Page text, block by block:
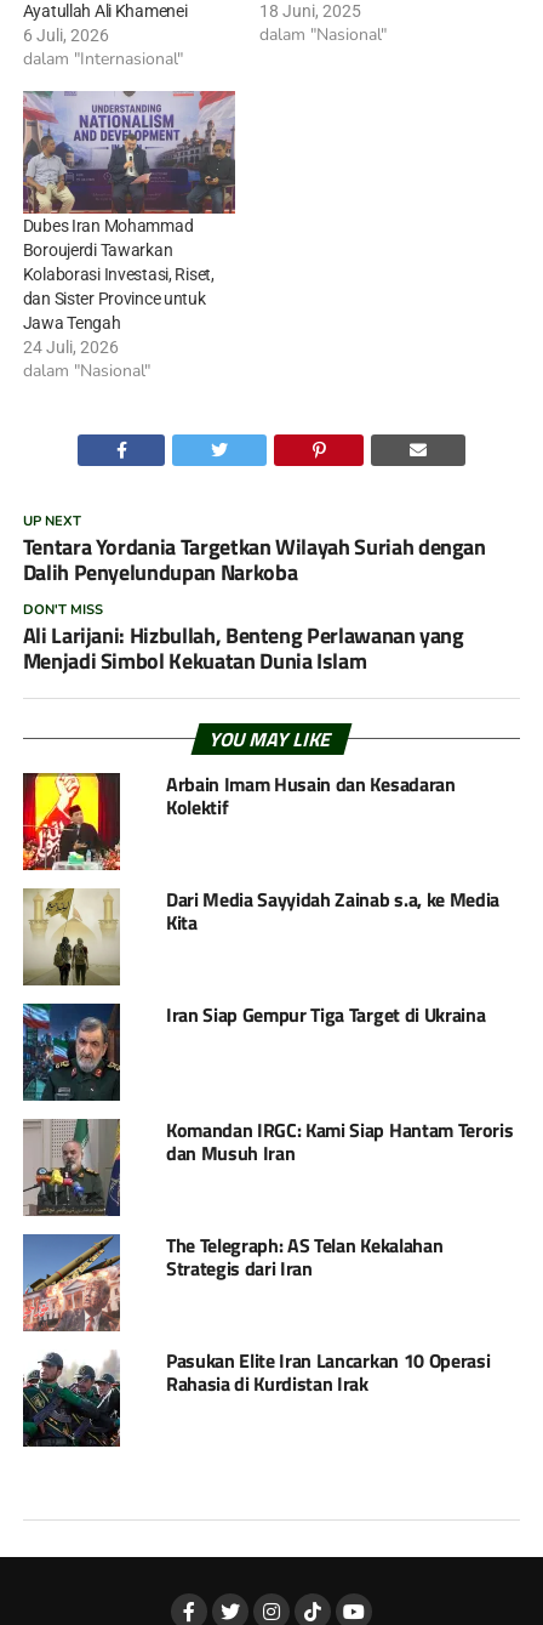
Ayatullah Ali Khamenei
6 Juli, 2026
dalam "Internasional"
18 Juni, 2025
dalam "Nasional"
Dubes Iran Mohammad
Boroujerdi Tawarkan
Kolaborasi Investasi, Riset,
dan Sister Province untuk
Jawa Tengah
24 Juli, 2026
dalam "Nasional"
UP NEXT
Tentara Yordania Targetkan Wilayah Suriah dengan
Dalih Penyelundupan Narkoba
DON'T MISS
Ali Larijani: Hizbullah, Benteng Perlawanan yang
Menjadi Simbol Kekuatan Dunia Islam
YOU MAY LIKE
Arbain Imam Husain dan Kesadaran
Kolektif
Dari Media Sayyidah Zainab s.a, ke Media
Kita
Iran Siap Gempur Tiga Target di Ukraina
Komandan IRGC: Kami Siap Hantam Teroris
dan Musuh Iran
The Telegraph: AS Telan Kekalahan
Strategis dari Iran
Pasukan Elite Iran Lancarkan 10 Operasi
Rahasia di Kurdistan Irak